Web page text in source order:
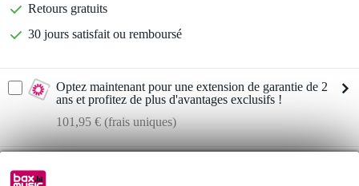
Retours gratuits
30 jours satisfait ou remboursé
Optez maintenant pour une extension de garantie de 2
ans et profitez de plus d'avantages exclusifs !
101,95 € (frais uniques)